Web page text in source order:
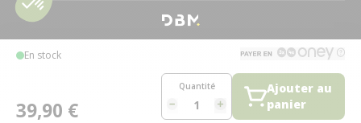
En stock
39,90 €
Quantité
Ajouter au
panier